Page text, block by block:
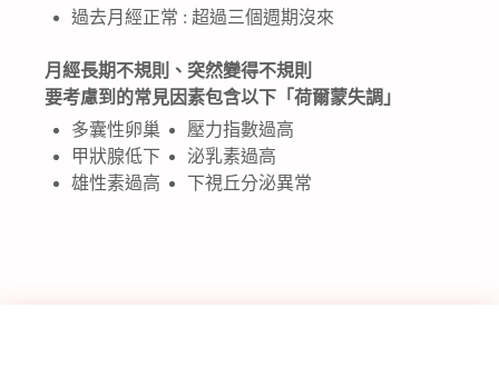
過去月經正常 : 超過三個週期沒來
月經長期不規則、突然變得不規則
要考慮到的常見因素包含以下「荷爾蒙失調」
多囊性卵巢
甲狀腺低下
雄性素過高
壓力指數過高
泌乳素過高
下視丘分泌異常